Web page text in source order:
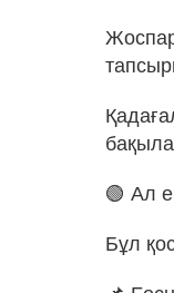
🟢 Ал
Бұл